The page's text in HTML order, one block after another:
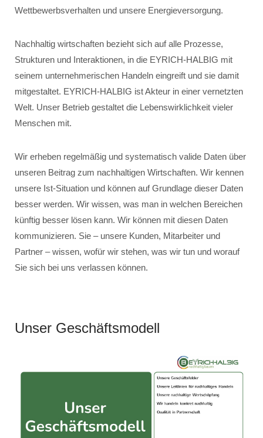
Wettbewerbsverhalten und unsere Energieversorgung.
Nachhaltig wirtschaften bezieht sich auf alle Prozesse,
Strukturen und Interaktionen, in die EYRICH-HALBIG mit
seinem unternehmerischen Handeln eingreift und sie damit
mitgestaltet. EYRICH-HALBIG ist Akteur in einer vernetzten
Welt. Unser Betrieb gestaltet die Lebenswirklichkeit vieler
Menschen mit.
Wir erheben regelmäßig und systematisch valide Daten über
unseren Beitrag zum nachhaltigen Wirtschaften. Wir kennen
unsere Ist-Situation und können auf Grundlage dieser Daten
besser werden. Wir wissen, was man in welchen Bereichen
künftig besser lösen kann. Wir können mit diesen Daten
kommunizieren. Sie – unsere Kunden, Mitarbeiter und
Partner – wissen, wofür wir stehen, was wir tun und worauf
Sie sich bei uns verlassen können.
Unser Geschäftsmodell